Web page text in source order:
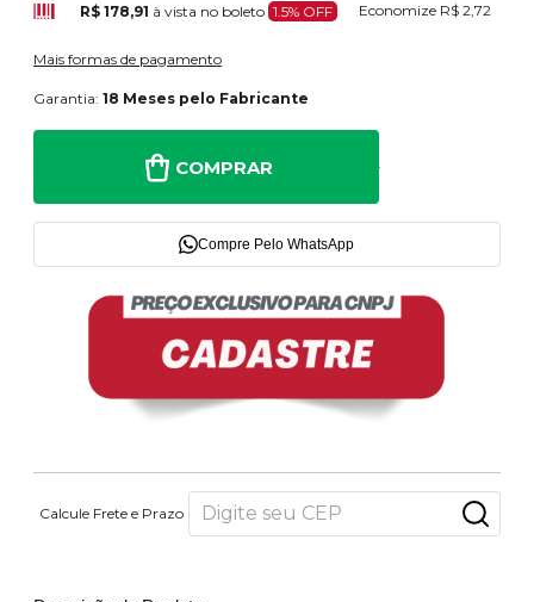
R$ 178,91 à vista no boleto 1.5% OFF Economize R$ 2,72
Mais formas de pagamento
Garantia:18 Meses pelo Fabricante
COMPRAR
Compre Pelo WhatsApp
Calcule Frete e Prazo